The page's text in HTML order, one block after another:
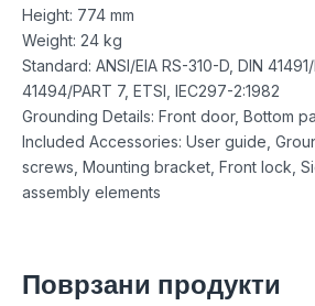
Height: 774 mm
Weight: 24 kg
Standard: ANSI/EIA RS-310-D, DIN 41491/
41494/PART 7, ETSI, IEC297-2:1982
Grounding Details: Front door, Bottom
Included Accessories: User guide,
screws, Mounting bracket, Front lock,
assembly elements
Поврзани продукти